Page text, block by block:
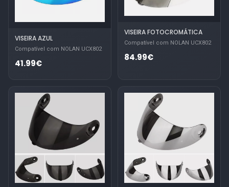
VISEIRA AZUL
Compatível com NOLAN UCX802
41.99€
VISEIRA FOTOCROMÁTICA
Compatível com NOLAN UCX802
84.99€